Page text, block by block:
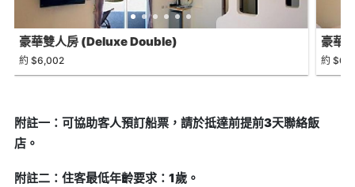
豪華雙人房 (Deluxe Double)
約 $6,002
豪華
約
附註一：可協助客人預訂船票，請於抵達前提前3天聯絡飯
店。
附註二：住客最低年齡要求：1歲。